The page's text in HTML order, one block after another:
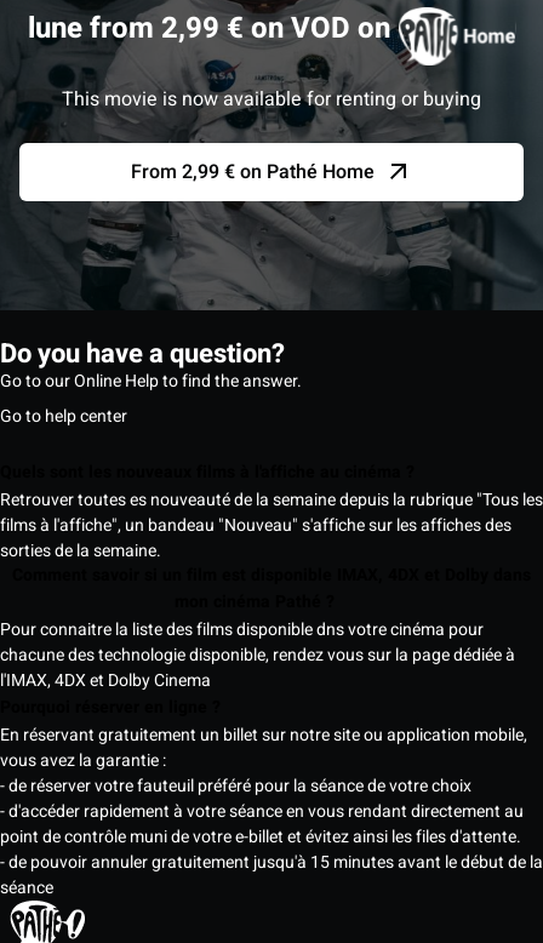
lune from 2,99 € on VOD on
This movie is now available for renting or buying
From 2,99 € on Pathé Home
Do you have a question?
Go to our Online Help to find the answer.
Go to help center
Retrouver toutes es nouveauté de la semaine depuis la rubrique "Tous les
films à l'affiche", un bandeau "Nouveau" s'affiche sur les affiches des
sorties de la semaine.
Pour connaitre la liste des films disponible dns votre cinéma pour
chacune des technologie disponible, rendez vous sur la page dédiée à
l'IMAX, 4DX et Dolby Cinema
En réservant gratuitement un billet sur notre site ou application mobile,
vous avez la garantie :
- de réserver votre fauteuil préféré pour la séance de votre choix
- d'accéder rapidement à votre séance en vous rendant directement au
point de contrôle muni de votre e-billet et évitez ainsi les files d'attente.
- de pouvoir annuler gratuitement jusqu'à 15 minutes avant le début de la
séance